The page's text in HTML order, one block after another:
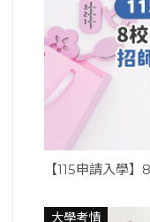
【115申請入學
大學考情